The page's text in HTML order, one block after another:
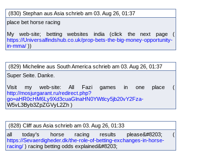
(830) Stephan aus Asia schrieb am 03. Aug 26, 01:37
place bet horse racing
My web-site; betting websites india (click the next page (
https://Universalfindshub.co.uk/prop-bets-the-big-money-opportunity-
in-mma/ ))
(829) Micheline aus South America schrieb am 03. Aug 26, 01:37
Super Seite. Danke.
Visit my web-site: All Fazi games in one place (
http://mosjurgarant.ru/redirect.php?
go=aHR0cHM6Ly9Xd3cuaGlnaHN0YWtlcy5jb20vY2Fza-
W5vL3Byb3ZpZGVyL2Zh )
(828) Cliff aus Asia schrieb am 03. Aug 26, 01:33
all today's horse racing results please&#8203; (
https://Sevaerdigheder.dk/the-role-of-betting-exchanges-in-horse-
racing/ ) racing betting odds explained&#8203;